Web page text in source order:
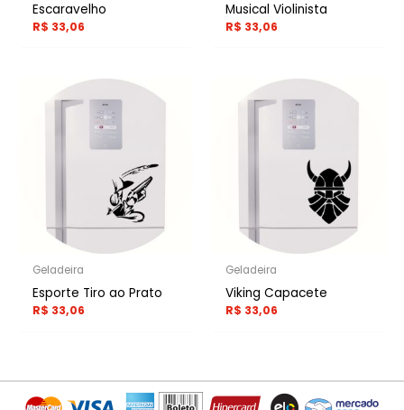
Escaravelho
R$ 33,06
Musical Violinista
R$ 33,06
Geladeira
Esporte Tiro ao Prato
R$ 33,06
Geladeira
Viking Capacete
R$ 33,06